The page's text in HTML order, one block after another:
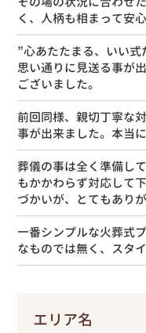
く、人柄も相まって安
”心あたたまる、いい式
思い通りに見送る事が
ございました。
前回同様、親切丁寧な
事が出来ました。本当
葬儀の事は全く準備し
もかかわらず対応して
づかいが、とてもあり
一番シンプルな火葬式
なものでは無く、スタ
エリア名